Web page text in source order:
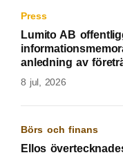
Press
Lumito AB
anledning av
8 jul, 2026
Börs och finans
Ellos